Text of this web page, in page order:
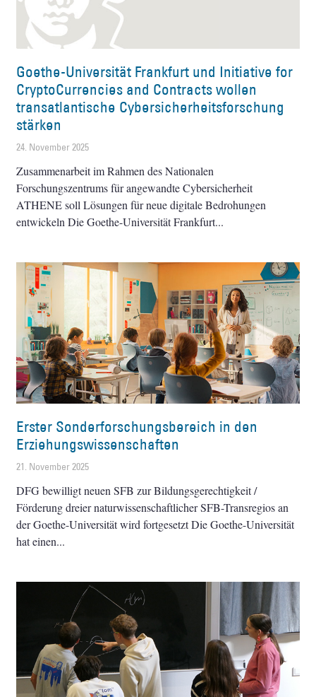
Goethe-Universität Frankfurt und Initiative for
CryptoCurrencies and Contracts wollen
transatlantische Cybersicherheitsforschung
stärken
24. November 2025
Zusammenarbeit im Rahmen des Nationalen
Forschungszentrums für angewandte Cybersicherheit
ATHENE soll Lösungen für neue digitale Bedrohungen
entwickeln Die Goethe-Universität Frankfurt
Erster Sonderforschungsbereich in den
Erziehungswissenschaften
21. November 2025
DFG bewilligt neuen SFB zur Bildungsgerechtigkeit /
Förderung dreier naturwissenschaftlicher SFB-Transregios an
der Goethe-Universität wird fortgesetzt Die Goethe-Universität
hat einen